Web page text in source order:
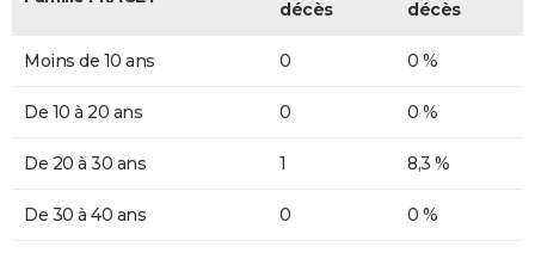
décès
décès
Moins de 10 ans 0 0 %
De 10 à 20 ans 0 0 %
De 20 à 30 ans 1 8,3 %
De 30 à 40 ans 0 0 %